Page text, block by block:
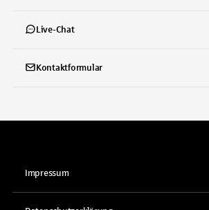
Live-Chat
Kontaktformular
Impressum